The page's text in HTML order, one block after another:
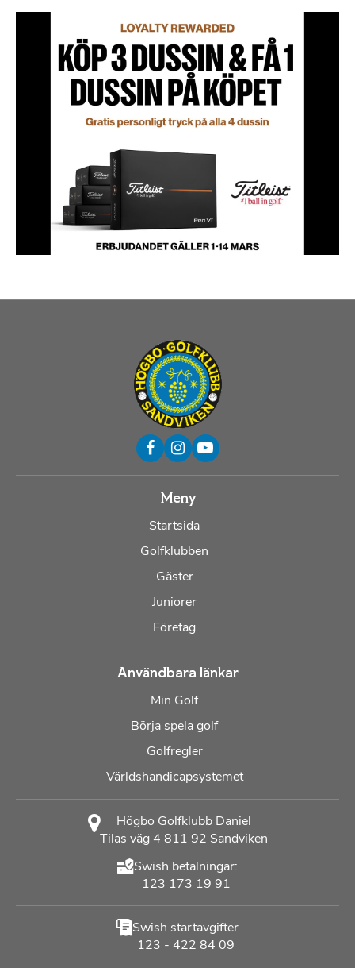
Meny
Startsida
Golfklubben
Gäster
Juniorer
Företag
Användbara länkar
Min Golf
Börja spela golf
Golfregler
Världshandicapsystemet
Högbo Golfklubb Daniel
Tilas väg 4 811 92 Sandviken
Swish betalningar:
123 173 19 91
Swish startavgifter
123 - 422 84 09